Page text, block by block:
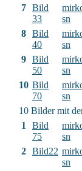
7 Bild
33
sn
8 Bild
40
sn
9 Bild
50
sn
10 Bild
70
sn
10 Bilder mit
1
Bild
75
sn
2 Bild22
sn